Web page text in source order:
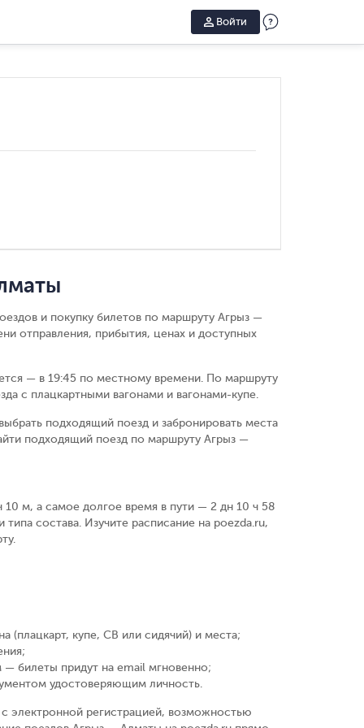
Войти
и покупку билетов по маршруту Агрыз —
отправления, прибытия, ценах и доступных
— в 19:45 по местному времени. По маршруту
с плацкартными вагонами и вагонами-купе.
подходящий поезд и забронировать места
подходящий поезд по маршруту Агрыз —
м, а самое долгое время в пути — 2 дн 10 ч 58
состава. Изучите расписание на poezda.ru,
(плацкарт, купе, СВ или сидячий) и места;
;
билеты придут на email мгновенно;
удостоверяющим личность.
электронной регистрацией, возможностью